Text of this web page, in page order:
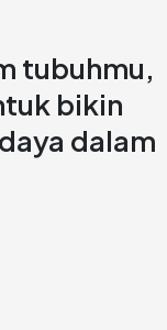
tubuhmu,
bikin
dalam